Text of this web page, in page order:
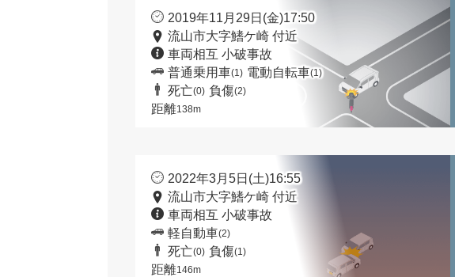
2019年11月29日(金)17:50
流山市大字鰭ケ崎 付近
車両相互 小破事故
普通乗用車(1) 電動自転車(1)
死亡(0) 負傷(2)
距離138m
2022年3月5日(土)16:55
流山市大字鰭ケ崎 付近
車両相互 小破事故
軽自動車(2)
死亡(0) 負傷(1)
距離146m